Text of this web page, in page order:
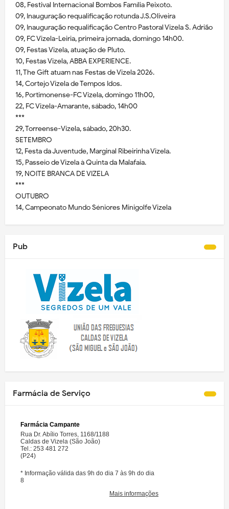
08, Festival Internacional Bombos Família Peixoto.
09, Inauguração requalificação rotunda J.S.Oliveira
09, Inauguração requalificação Centro Pastoral Vizela S. Adrião
09, FC Vizela-Leiria, primeira jornada, domingo 14h00.
09, Festas Vizela, atuação de Pluto.
10, Festas Vizela, ABBA EXPERIENCE.
11, The Gift atuam nas Festas de Vizela 2026.
14, Cortejo Vizela de Tempos Idos.
16, Portimonense-FC Vizela, domingo 11h00,
22, FC Vizela-Amarante, sábado, 14h00
***
29, Torreense-Vizela, sábado, 20h30.
SETEMBRO
12, Festa da Juventude, Marginal Ribeirinha Vizela.
15, Passeio de Vizela à Quinta da Malafaia.
19, NOITE BRANCA DE VIZELA
***
OUTUBRO
14, Campeonato Mundo Séniores Minigolfe Vizela
Pub
Farmácia de Serviço